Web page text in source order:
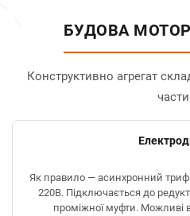
БУДОВА
Конструктивно агрегат
Як правило — асинхронний
220В. Підключається до
проміжної муфти. Можливі